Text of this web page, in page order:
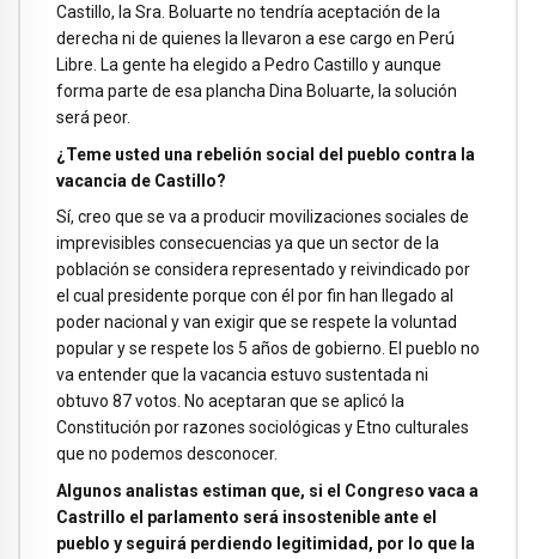
Castillo, la Sra. Boluarte no tendría aceptación de la
derecha ni de quienes la llevaron a ese cargo en Perú
Libre. La gente ha elegido a Pedro Castillo y aunque
forma parte de esa plancha Dina Boluarte, la solución
será peor.
¿Teme usted una rebelión social del pueblo contra la
vacancia de Castillo?
Sí, creo que se va a producir movilizaciones sociales de
imprevisibles consecuencias ya que un sector de la
población se considera representado y reivindicado por
el cual presidente porque con él por fin han llegado al
poder nacional y van exigir que se respete la voluntad
popular y se respete los 5 años de gobierno. El pueblo no
va entender que la vacancia estuvo sustentada ni
obtuvo 87 votos. No aceptaran que se aplicó la
Constitución por razones sociológicas y Etno culturales
que no podemos desconocer.
Algunos analistas estiman que, si el Congreso vaca a
Castrillo el parlamento será insostenible ante el
pueblo y seguirá perdiendo legitimidad, por lo que la